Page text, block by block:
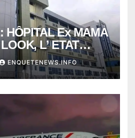
HÔPITAL Ex MAMA
L’ ETAT
ENQUETENEWS.INFO